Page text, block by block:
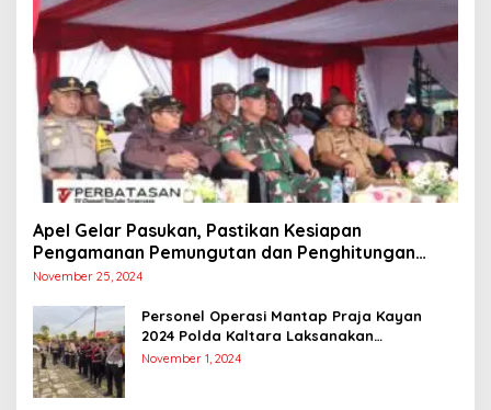
Apel Gelar Pasukan, Pastikan Kesiapan
Pengamanan Pemungutan dan Penghitungan
Suara
November 25, 2024
Personel Operasi Mantap Praja Kayan
2024 Polda Kaltara Laksanakan
Pengamanan Simulasi Pemungutan dan
November 1, 2024